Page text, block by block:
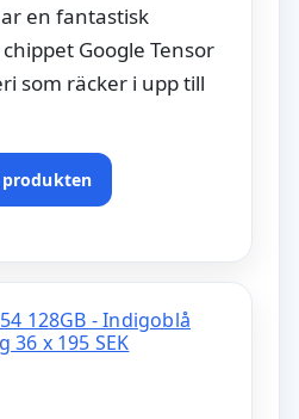
en fantastisk
Google Tensor
som räcker i upp till
128GB - Indigoblå
36 x 195 SEK